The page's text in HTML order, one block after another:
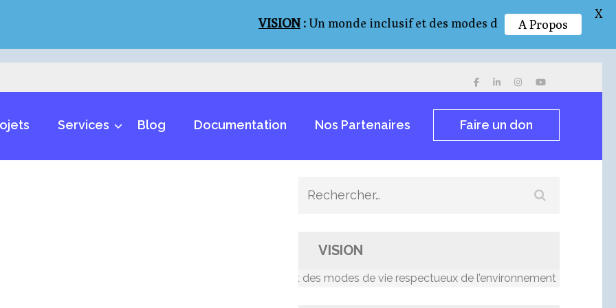
Services Blog Documentation Nos Partenaires Faire un don
Rechercher :
VISION
Un monde inclusif et des modes de vie respectueux de l’environnement et résilients
VISION:Un monde inclusif et des modes de vie respectueux de
A Propos
X